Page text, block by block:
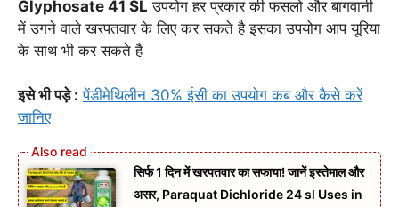
Glyphosate 41 SL उपयोग हर प्रकार की फसलो और बागवानी
में उगने वाले खरपतवार के लिए कर सकते है इसका उपयोग आप यूरिया
के साथ भी कर सकते है
इसे भी पड़े : पेंडीमेथिलीन 30% ईसी का उपयोग कब और कैसे करें
जानिए
सिर्फ 1 दिन में खरपतवार का सफाया! जानें इस्तेमाल और
असर, Paraquat Dichloride 24 sl Uses in